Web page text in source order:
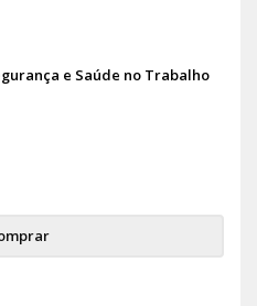
e Saúde no Trabalho